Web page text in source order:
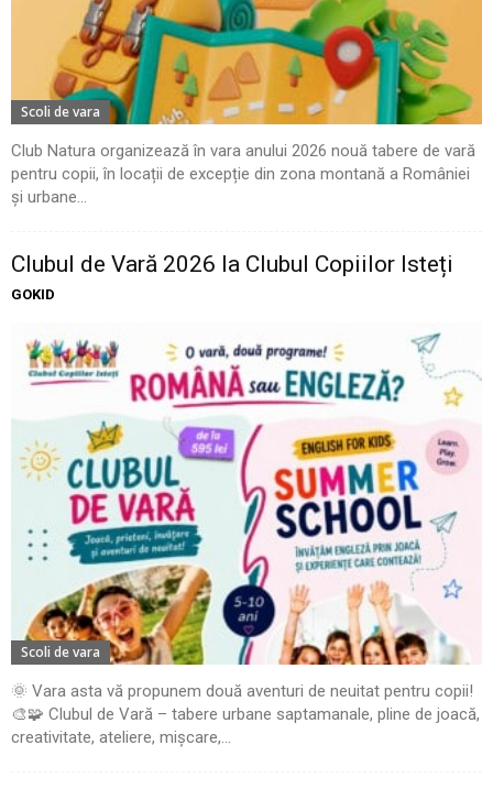
Scoli de vara
Club Natura organizează în vara anului 2026 nouă tabere de vară
pentru copii, în locații de excepție din zona montană a României
și urbane...
Clubul de Vară 2026 la Clubul Copiilor Isteți
GOKID
Scoli de vara
🌞 Vara asta vă propunem două aventuri de neuitat pentru copii!
🎨🧩 Clubul de Vară – tabere urbane saptamanale, pline de joacă,
creativitate, ateliere, mișcare,...